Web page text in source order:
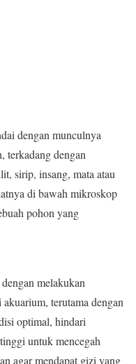
dengan munculnya
terkadang dengan
sirip, insang, mata atau
di bawah mikroskop
pohon yang
melakukan
terutama dengan
optimal, hindari
untuk mencegah
agar mendapat gizi yang